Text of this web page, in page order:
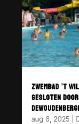
ZWEMBAD ’T
GESLOTEN
aug 6, 2025